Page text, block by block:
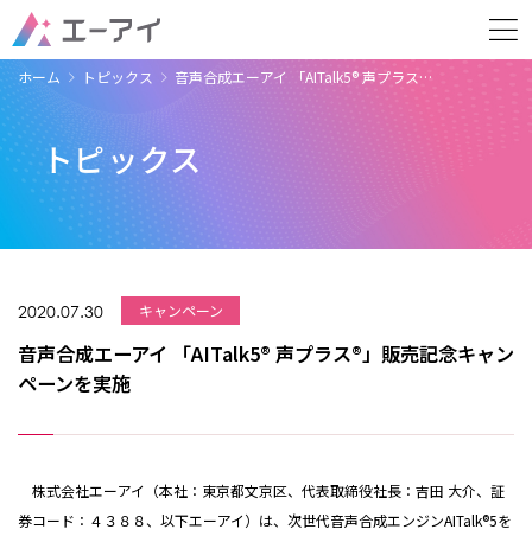
ホーム トピックス 音声合成エーアイ 「AITalk5® 声プラス…
トピックス
2020.07.30 キャンペーン
音声合成エーアイ 「AITalk5® 声プラス®」販売記念キャン
ペーンを実施
株式会社エーアイ（本社：東京都文京区、代表取締役社長：吉田 大介、証
券コード：４３８８、以下エーアイ）は、次世代音声合成エンジンAITalk®5を